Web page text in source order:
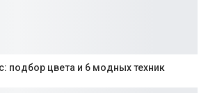
подбор цвета и 6 модных техник